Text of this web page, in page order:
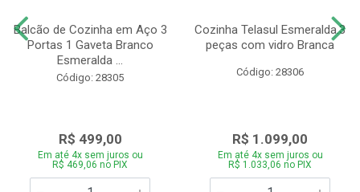
Balcão de Cozinha em Aço 3
Portas 1 Gaveta Branco
Esmeralda ...
Código: 28305
R$ 499,00
Em até 4x sem juros ou
R$ 469,06 no PIX
Cozinha Telasul Esmeralda.3
peças com vidro Branca
Código: 28306
R$ 1.099,00
Em até 4x sem juros ou
R$ 1.033,06 no PIX